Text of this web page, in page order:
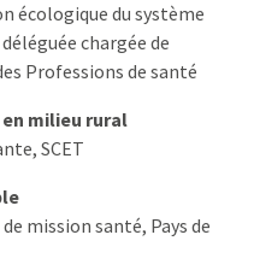
écologique du système
chargée de
Professions de santé
en milieu rural
SCET
mission santé, Pays de